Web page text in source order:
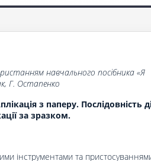
навчального посібника «Я
Г. Остапенко
з паперу. Послідовність
за зразком.
інструментами та